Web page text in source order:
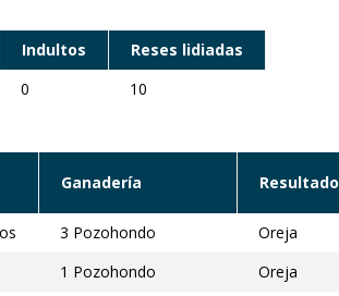
Indultos
Reses lidiadas
0 10
Ganadería Resultado
3 Pozohondo
Oreja
1 Pozohondo
Oreja